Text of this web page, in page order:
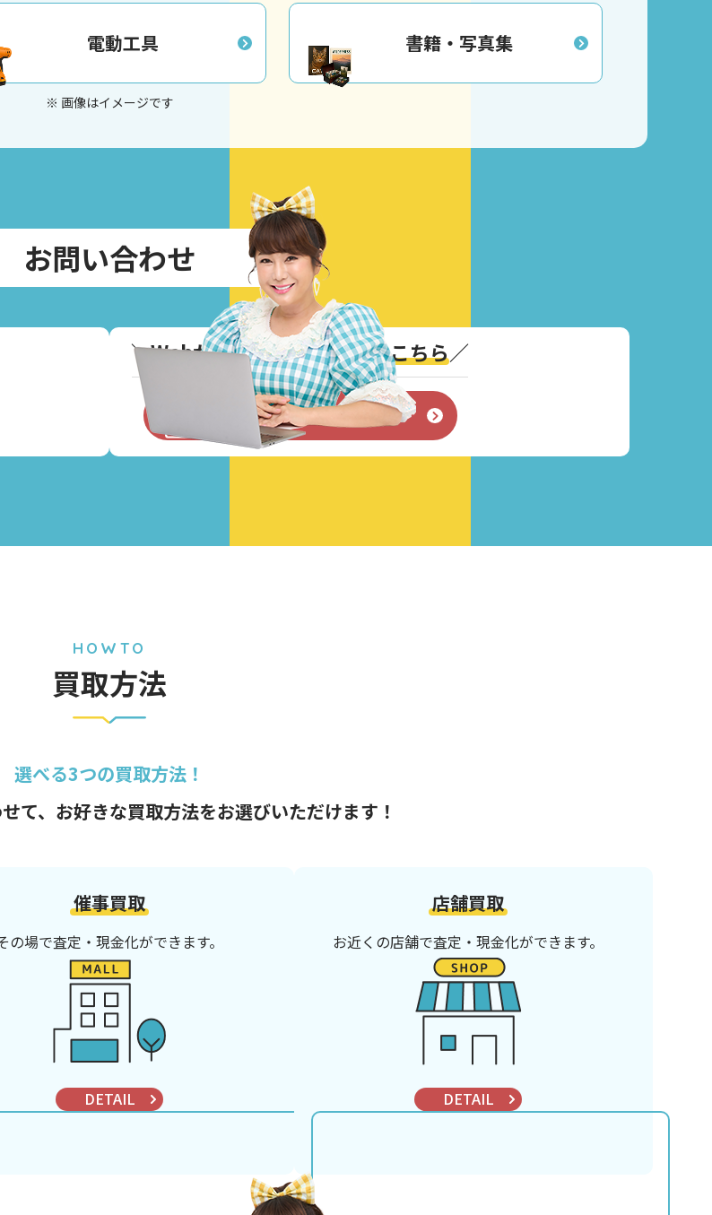
電動工具 書籍・写真集
※ 画像はイメージです
お問い合わせ
＼Webからのお問い合わせはこちら／
お問い合わせフォーム
HOWTO
買取方法
選べる3つの買取方法！
て、 お好きな買取方法をお選びいただけます！
催事買取
の場で査定・現金化ができます。
DETAIL
店舗買取
お近くの店舗で査定・現金化ができます。
DETAIL